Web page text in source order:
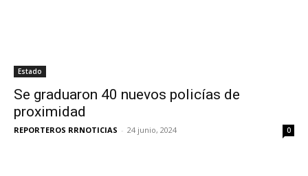
Estado
Se graduaron 40 nuevos policías de
proximidad
REPORTEROS RRNOTICIAS - 24 junio, 2024 0